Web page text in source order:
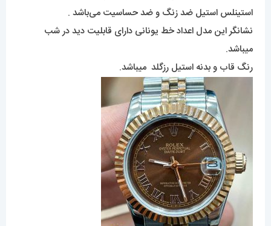
استینلس استیل ضد زنگ و ضد حساسیت می‌باشد .
نشانگر این مدل اعداد خط یونانی دارای قابلیت دید در شب
میباشد.
رنگ قاب و بدنه استیل رزگلد میباشد.